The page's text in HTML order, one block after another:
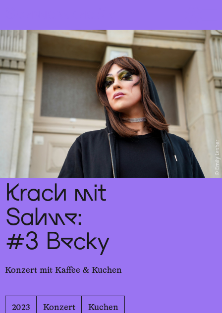
Emily Lesher
Krach mit
Sahne:
#3 Becky
Konzert mit Kaffee & Kuchen
2023 Konzert Kuchen